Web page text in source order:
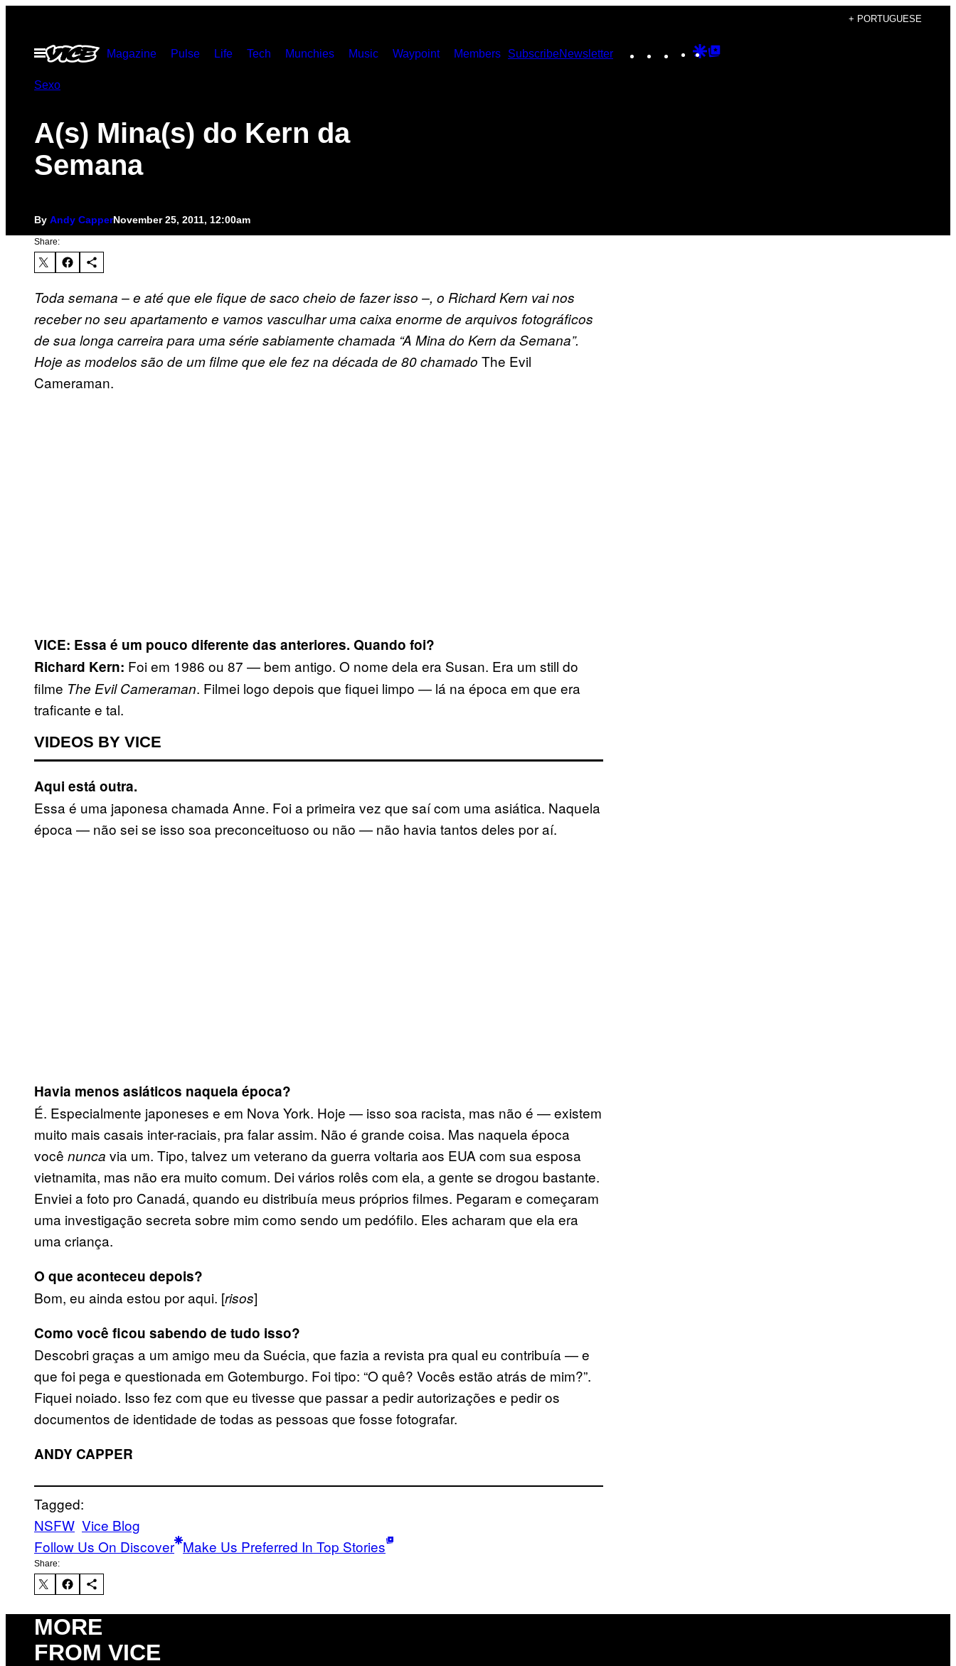
content
+ PORTUGUESE
Open
Menu
Magazine Pulse Life Tech Munchies Music Waypoint Members SubscribeNewsletter Instagram
TikTokYouTube
Google
Sexo
A(s) Mina(s) do Kern da
Semana
By Andy CapperNovember 25, 2011, 12:00am
Share:
Toda semana – e até que ele fique de saco cheio de fazer isso –, o Richard Kern vai nos
receber no seu apartamento e vamos vasculhar uma caixa enorme de arquivos fotográficos
de sua longa carreira para uma série sabiamente chamada “A Mina do Kern da Semana”.
Hoje as modelos são de um filme que ele fez na década de 80 chamado The Evil
Cameraman.
VICE: Essa é um pouco diferente das anteriores. Quando foi?
Richard Kern: Foi em 1986 ou 87 — bem antigo. O nome dela era Susan. Era um still do
filme The Evil Cameraman. Filmei logo depois que fiquei limpo — lá na época em que era
traficante e tal.
VIDEOS BY VICE
Aqui está outra.
Essa é uma japonesa chamada Anne. Foi a primeira vez que saí com uma asiática. Naquela
época — não sei se isso soa preconceituoso ou não — não havia tantos deles por aí.
Havia menos asiáticos naquela época?
É. Especialmente japoneses e em Nova York. Hoje — isso soa racista, mas não é — existem
muito mais casais inter-raciais, pra falar assim. Não é grande coisa. Mas naquela época
você nunca via um. Tipo, talvez um veterano da guerra voltaria aos EUA com sua esposa
vietnamita, mas não era muito comum. Dei vários rolês com ela, a gente se drogou bastante.
Enviei a foto pro Canadá, quando eu distribuía meus próprios filmes. Pegaram e começaram
uma investigação secreta sobre mim como sendo um pedófilo. Eles acharam que ela era
uma criança.
O que aconteceu depois?
Bom, eu ainda estou por aqui. [risos]
Como você ficou sabendo de tudo isso?
Descobri graças a um amigo meu da Suécia, que fazia a revista pra qual eu contribuía — e
que foi pega e questionada em Gotemburgo. Foi tipo: “O quê? Vocês estão atrás de mim?”.
Fiquei noiado. Isso fez com que eu tivesse que passar a pedir autorizações e pedir os
documentos de identidade de todas as pessoas que fosse fotografar.
ANDY CAPPER
Tagged:
NSFW Vice Blog
Follow Us On Discover Make Us Preferred In Top Stories
Share:
MORE
FROM VICE